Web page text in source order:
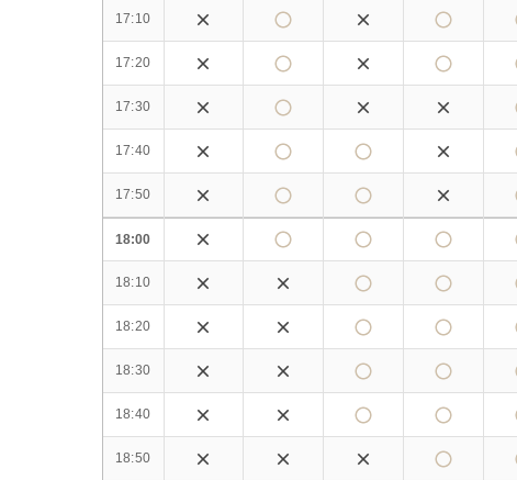
17:10
17:20
17:30
17:40
17:50
18:00
18:10
18:20
18:30
18:40
18:50